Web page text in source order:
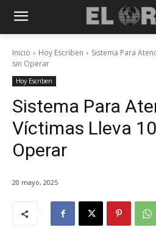
Inicio Hoy Escriben
Sistema Para
sin Operar
Hoy Escriben
Sistema Para
Víctimas Lleva
Operar
20 mayo, 2025